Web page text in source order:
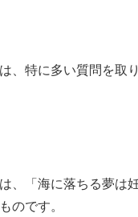
、特に多い質問を取
、「海に落ちる夢は
のです。